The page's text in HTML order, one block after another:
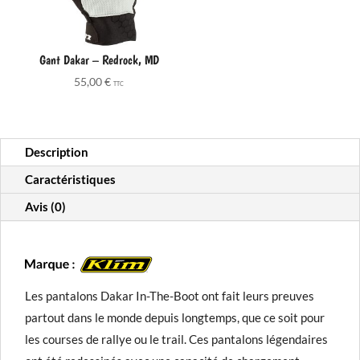
Gant Dakar – Redrock, MD
55,00€ TTC
Description
Caractéristiques
Avis (0)
Les pantalons Dakar In-The-Boot ont fait leurs preuves
partout dans le monde depuis longtemps, que ce soit pour
les courses de rallye ou le trail. Ces pantalons légendaires